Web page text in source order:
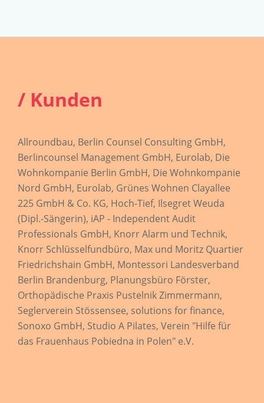
/ Kunden
Allroundbau, Berlin Counsel Consulting GmbH,
Berlincounsel Management GmbH, Eurolab, Die
Wohnkompanie Berlin GmbH, Die Wohnkompanie
Nord GmbH, Eurolab, Grünes Wohnen Clayallee
225 GmbH & Co. KG, Hoch-Tief, Ilsegret Weuda
(Dipl.-Sängerin), iAP - Independent Audit
Professionals GmbH, Knorr Alarm und Technik,
Knorr Schlüsselfundbüro, Max und Moritz Quartier
Friedrichshain GmbH, Montessori Landesverband
Berlin Brandenburg, Planungsbüro Förster,
Orthopädische Praxis Pustelnik Zimmermann,
Seglerverein Stössensee, solutions for finance,
Sonoxo GmbH, Studio A Pilates, Verein "Hilfe für
das Frauenhaus Pobiedna in Polen" e.V.